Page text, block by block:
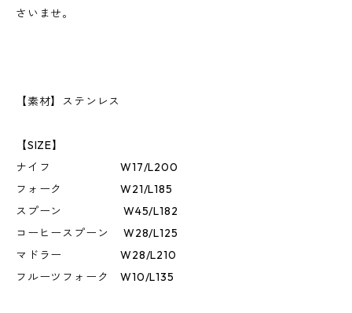
さいませ。
【素材】ステンレス
【SIZE】
ナイフ W17/L200
フォーク W21/L185
スプーン W45/L182
コーヒースプーン W28/L125
マドラー W28/L210
フルーツフォーク W10/L135